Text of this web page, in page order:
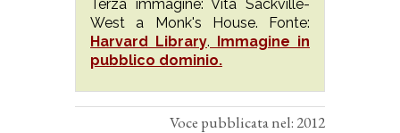
Terza immagine: Vita Sackville-
West a Monk's House. Fonte:
Harvard Library. Immagine in
pubblico dominio.
Voce pubblicata nel: 2012